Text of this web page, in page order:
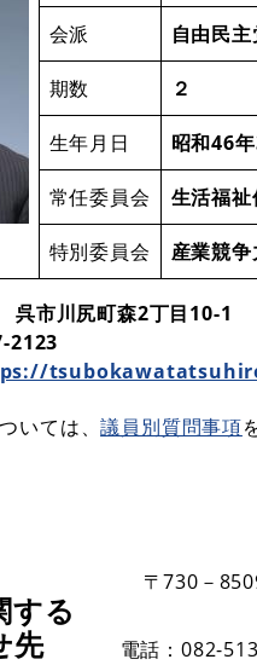
会派 自由民
期数 ２
生年月日 昭和46
常任委員会 生活福
特別委員会 産業競
市川尻町森2丁目10-1
2123
いては、議員別質問事項
する
先
〒730－
電話：082-